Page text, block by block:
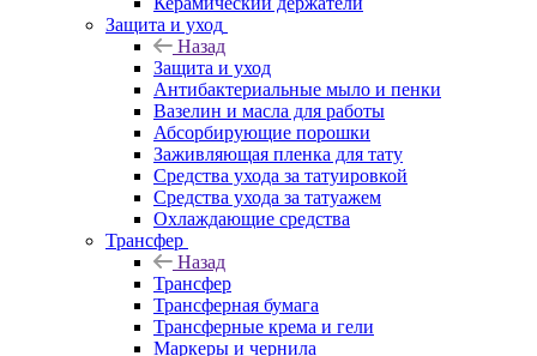
Защита и уход
Назад
Защита и уход
Антибактериальные мыло и пенки
Вазелин и масла для работы
Абсорбирующие порошки
Заживляющая пленка для тату
Средства ухода за татуировкой
Средства ухода за татуажем
Охлаждающие средства
Трансфер
Назад
Трансфер
Трансферная бумага
Трансферные крема и гели
Маркеры и чернила